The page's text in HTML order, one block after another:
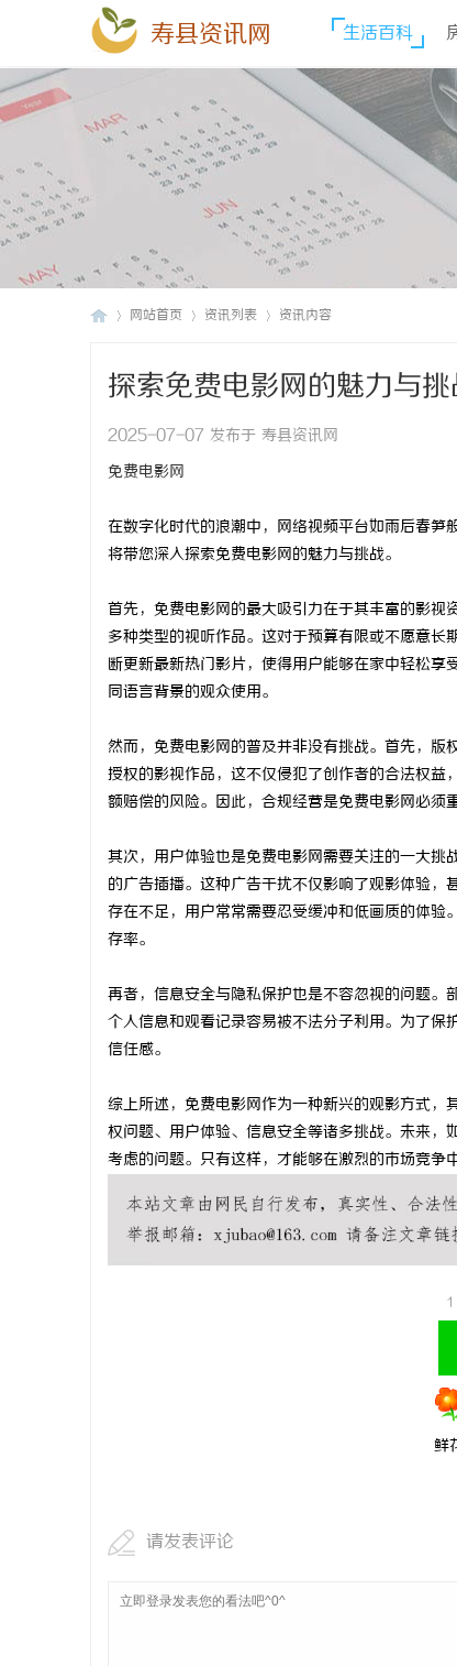
寿县资讯网 生活百科
网站首页 资讯列表 资讯内容
探索免费电影网的魅力与挑
2025-07-07 发布于 寿县资讯网
免费电影网
在数字化时代的浪潮中，网络视频平台如雨后春
将带您深入探索免费电影网的魅力与挑战。
首先，免费电影网的最大吸引力在于其丰富的影
多种类型的视听作品。这对于预算有限或不愿意
断更新最新热门影片，使得用户能够在家中轻松
同语言背景的观众使用。
然而，免费电影网的普及并非没有挑战。首先，
授权的影视作品，这不仅侵犯了创作者的合法权
额赔偿的风险。因此，合规经营是免费电影网必须
其次，用户体验也是免费电影网需要关注的一大
的广告插播。这种广告干扰不仅影响了观影体验
存在不足，用户常常需要忍受缓冲和低画质的体验
存率。
再者，信息安全与隐私保护也是不容忽视的问题。
个人信息和观看记录容易被不法分子利用。为了保
信任感。
综上所述，免费电影网作为一种新兴的观影方式，
权问题、用户体验、信息安全等诸多挑战。未来
考虑的问题。只有这样，才能够在激烈的市场竞争
1
鲜
请发表评论
全面